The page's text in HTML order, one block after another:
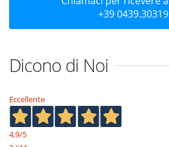
+39
Dicono di Noi
Eccellente
4,9/5